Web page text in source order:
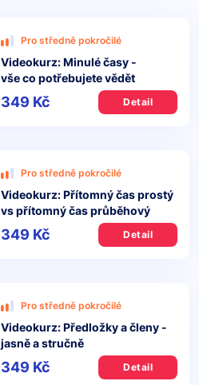
Pro středně pokročilé
Videokurz: Minulé časy -
vše co potřebujete vědět
349 Kč Detail
Pro středně pokročilé
Videokurz: Přítomný čas prostý
vs přítomný čas průběhový
349 Kč Detail
Pro středně pokročilé
Videokurz: Předložky a členy -
jasně a stručně
349 Kč Detail